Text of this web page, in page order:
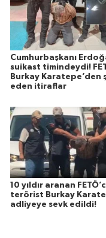
Cumhurbaşkanı
suikast timindeydi!
Burkay Karatepe’den
eden itiraflar
10 yıldır aranan
terörist Burkay
adliyeye sevk edildi!